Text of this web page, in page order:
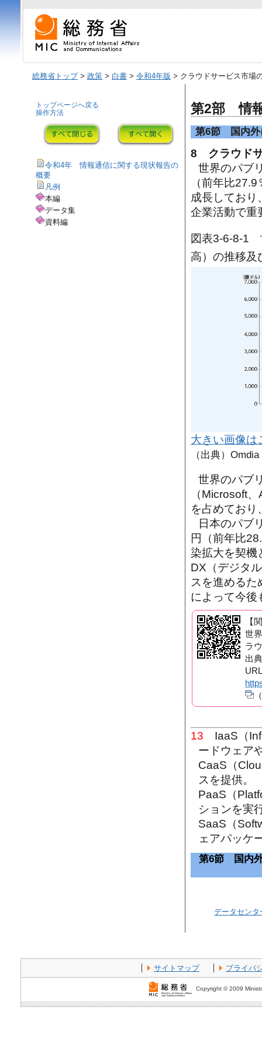
総務省トップ> 政策 > 白書 > 令和4年版 > クラウドサービス市場
第2部 情
第6節 国内外
8 クラウド
世界のパブ
（前年比
成長しており
企業活動で重
図表3-6-8-1
高）の推移及
大きい画像は
（出典）Omdia
世界のパブ
（Microsoft
を占めており
日本のパブ
円（前年比
染拡大を契機
DX（デジタ
スを進めるた
によって今後
【
世
ラ
出
13 IaaS（
ードウェア
CaaS（
スを提供。
PaaS（
ションを実
SaaS（
ェアパッケ
第6節 国内外
データセン
トップページへ戻る
操作方法
令和4年 情報通信に関する現状報告の
概要
凡例
本編
データ集
資料編
サイトマップ プライバ
Copyright © 2009